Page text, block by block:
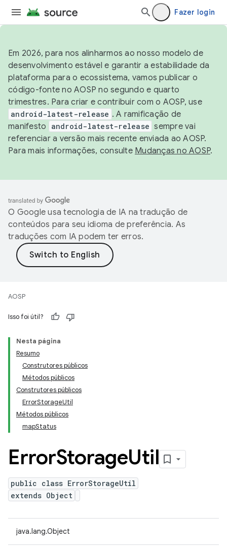
Fazer login
Em 2026, para nos alinharmos ao nosso modelo de
desenvolvimento estável e garantir a estabilidade da
plataforma para o ecossistema, vamos publicar o
código-fonte no AOSP no segundo e quarto
trimestres. Para criar e contribuir com o AOSP, use
android-latest-release . A ramificação de
manifesto
android-latest-release sempre vai
referenciar a versão mais recente enviada ao AOSP.
Para mais informações, consulte Mudanças no AOSP.
O Google usa tecnologia de IA na tradução de
conteúdos para seu idioma de preferência. As
traduções com IA podem ter erros.
AOSP
Isso foi útil?
Nesta página
Resumo
Construtores públicos
Métodos públicos
Construtores públicos
ErrorStorageUtil
Métodos públicos
mapStatus
ErrorStorageUtil
public class ErrorStorageUtil
extends Object
java.lang.Object